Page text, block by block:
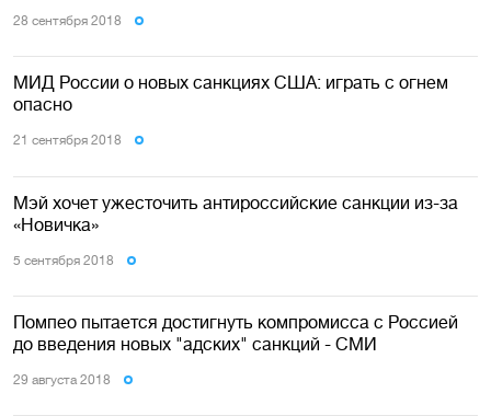
28 сентября 2018
МИД России о новых санкциях США: играть с огнем
опасно
21 сентября 2018
Мэй хочет ужесточить антироссийские санкции из-за
«Новичка»
5 сентября 2018
Помпео пытается достигнуть компромисса с Россией
до введения новых "адских" санкций - СМИ
29 августа 2018